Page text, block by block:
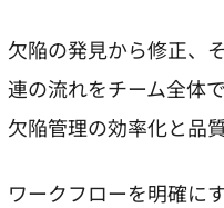
欠陥の発見から修正、
連の流れをチーム全体
欠陥管理の効率化と品
ワークフローを明確に